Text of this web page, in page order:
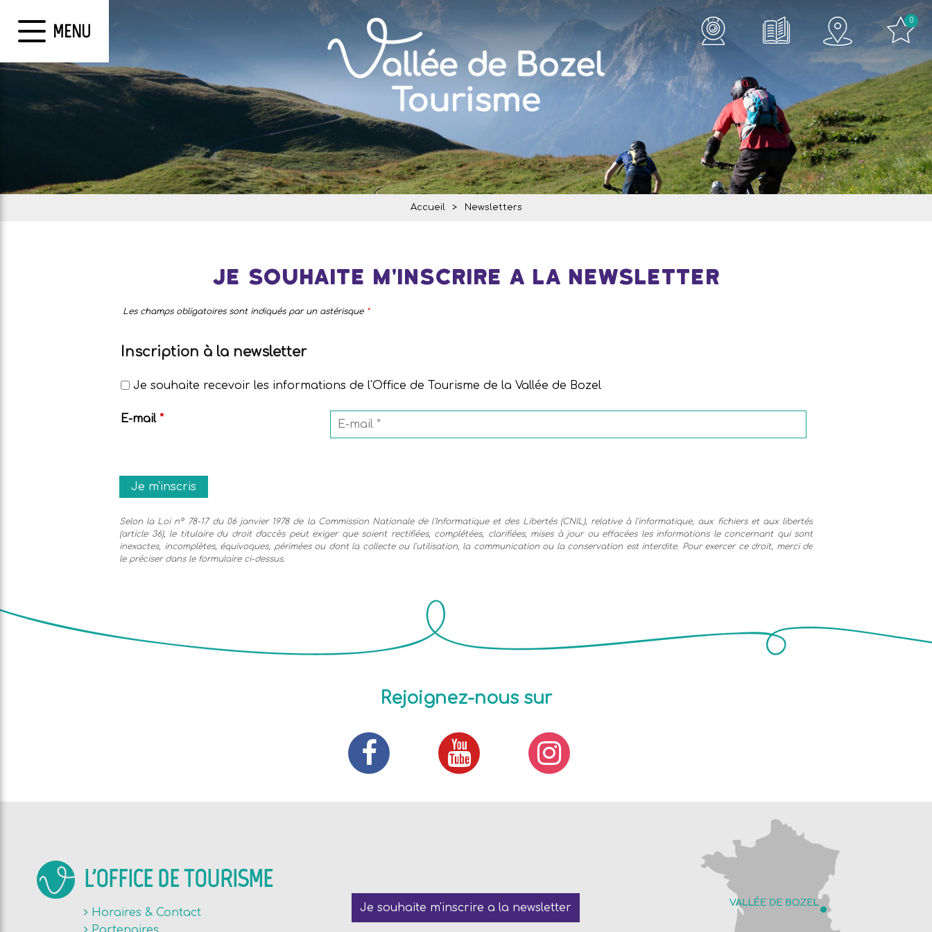
MENU 0
Accueil > Newsletters
Je souhaite m'inscrire a la newsletter
Les champs obligatoires sont indiqués par un astérisque *
Inscription à la newsletter
Je souhaite recevoir les informations de l'Office de Tourisme de la Vallée de Bozel
E-mail *
Selon la Loi n° 78-17 du 06 janvier 1978 de la Commission Nationale de l'Informatique et des Libertés (CNIL), relative à l'informatique, aux fichiers et aux libertés
(article 36), le titulaire du droit d'accès peut exiger que soient rectifiées, complétées, clarifiées, mises à jour ou effacées les informations le concernant qui sont
inexactes, incomplètes, équivoques, périmées ou dont la collecte ou l'utilisation, la communication ou la conservation est interdite. Pour exercer ce droit, merci de
le préciser dans le formulaire ci-dessus.
Rejoignez-nous sur
L'OFFICE DE TOURISME
Horaires & Contact
Je souhaite m'inscrire a la newsletter